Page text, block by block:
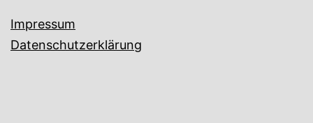
Impressum
Datenschutzerklärung